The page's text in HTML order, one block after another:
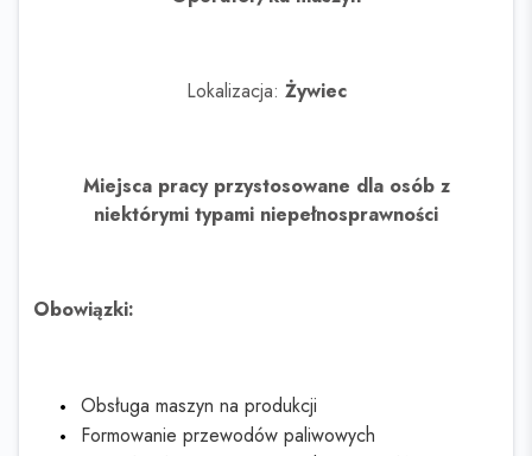
Lokalizacja: Żywiec
Miejsca pracy przystosowane dla osób z
niektórymi typami niepełnosprawności
Obowiązki:
Obsługa maszyn na produkcji
Formowanie przewodów paliwowych